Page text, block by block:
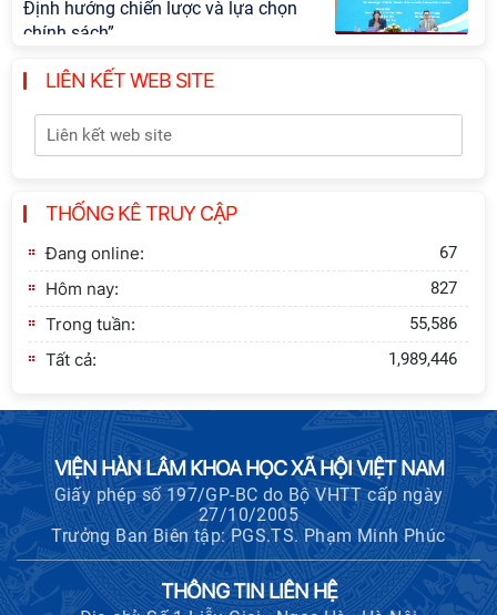
Định hướng chiến lược và lựa chọn
chính sách”
Khai quật công trường khai thác đá
Tôn
sinh đào tạo trình độ tiến sĩ đợt 1
LIÊN KẾT WEB SITE
THỐNG KÊ TRUY CẬP
Đang online: 67
Hôm nay: 827
Trong tuần: 55,586
Tất cả: 1,989,446
VIỆN HÀN LÂM KHOA HỌC XÃ HỘI VIỆT NAM
Giấy phép số 197/GP-BC do Bộ VHTT cấp ngày
27/10/2005
Trưởng Ban Biên tập: PGS.TS. Phạm Minh Phúc
THÔNG TIN LIÊN HỆ